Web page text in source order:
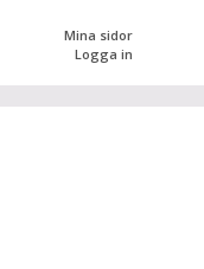
Mina sidor
Logga in